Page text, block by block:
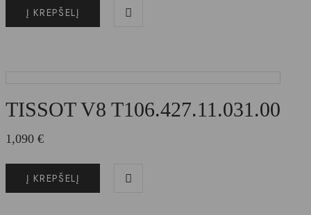
Į KREPŠELĮ
TISSOT V8 T106.427.11.031.00
1,090 €
Į KREPŠELĮ